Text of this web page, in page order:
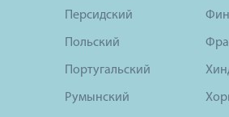
Персидский
Польский
Португальский
Румынский